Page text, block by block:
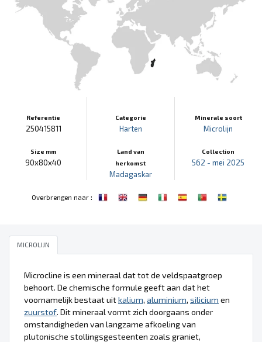
Referentie
250415811
Size mm
90x80x40
Categorie
Harten
Land van
herkomst
Madagaskar
Minerale soort
Microlijn
Collection
562 - mei 2025
Overbrengen naar:
MICROLIJN
Microcline is een mineraal dat tot de veldspaatgroep
behoort. De chemische formule geeft aan dat het
voornamelijk bestaat uitkalium, aluminium, silicium en
zuurstof. Dit mineraal vormt zich doorgaans onder
omstandigheden van langzame afkoeling van
plutonische stollingsgesteenten zoals graniet,